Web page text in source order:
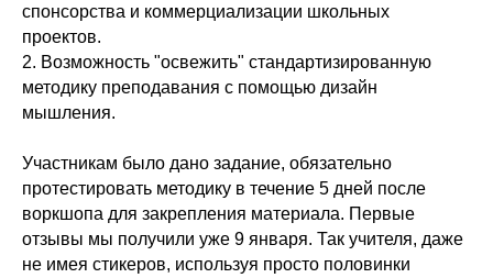
спонсорства и коммерциализации школьных
проектов.
2. Возможность "освежить" стандартизированную
методику преподавания с помощью дизайн
мышления.
Участникам было дано задание, обязательно
протестировать методику в течение 5 дней после
воркшопа для закрепления материала. Первые
отзывы мы получили уже 9 января. Так учителя, даже
не имея стикеров, используя просто половинки